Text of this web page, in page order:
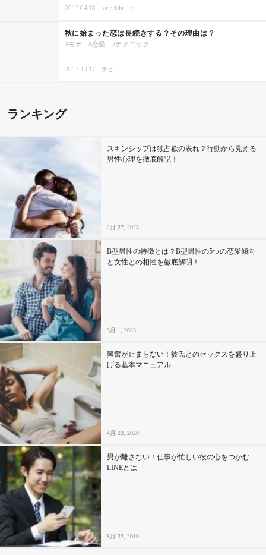
2017.04.13 sweetsholic
秋に始まった恋は長続きする？その理由は？
モテ 恋愛 テクニック
2017.10.17 テヒ
ランキング
スキンシップは独占欲の表れ？行動から見える
男性心理を徹底解説！
2月 27, 2023
B型男性の特徴とは？B型男性の5つの恋愛傾向
と女性との相性を徹底解明！
3月 1, 2023
興奮が止まらない！彼氏とのセックスを盛り上
げる基本マニュアル
4月 23, 2020
男が離さない！仕事が忙しい彼の心をつかむ
LINEとは
8月 22, 2019